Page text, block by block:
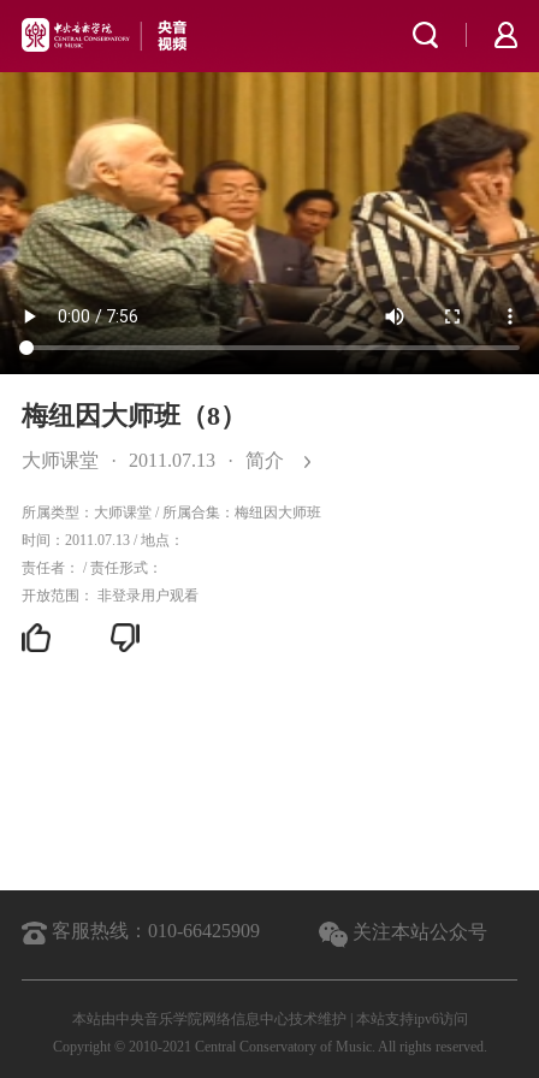
梅纽因大师班（8）
大师课堂 · 2011.07.13 · 简介
所属类型：大师课堂 /所属合集：梅纽因大师班
时间：2011.07.13 /地点：
责任者： /责任形式：
开放范围： 非登录用户观看
客服热线：010-66425909 关注本站公众号
本站由中央音乐学院网络信息中心技术维护 | 本站支持ipv6访问
Copyright © 2010-2021 Central Conservatory of Music. All rights reserved.